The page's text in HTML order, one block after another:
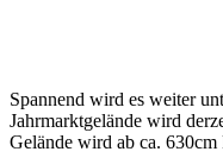
Spannend wird es weiter
Jahrmarktgelände wird
Gelände wird ab ca. 630cm